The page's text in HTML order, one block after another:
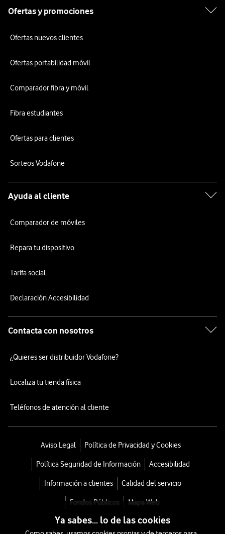
Ofertas y promociones
Ofertas nuevos clientes
Ofertas portabilidad móvil
Comparador fibra y móvil
Fibra estudiantes
Ofertas para clientes
Sorteos Vodafone
Ayuda al cliente
Comparador de móviles
Repara tu dispositivo
Tarifa social
Declaración Accesibilidad
Contacta con nosotros
¿Quieres ser distribuidor Vodafone?
Localiza tu tienda física
Teléfonos de atención al cliente
Aviso Legal Política de Privacidad y Cookies
Política Seguridad de Información Accesibilidad
Información a clientes Calidad del servicio
Fondos Públicos Mapa Web
Ya sabes... lo de las cookies